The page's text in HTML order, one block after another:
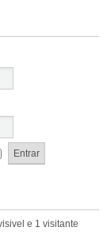
e 1 visitante